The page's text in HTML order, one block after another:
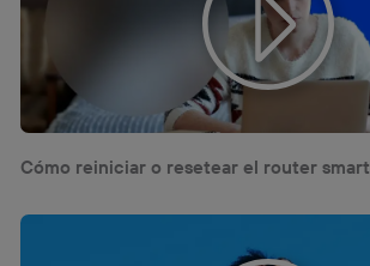
Cómo reiniciar o resetear el router